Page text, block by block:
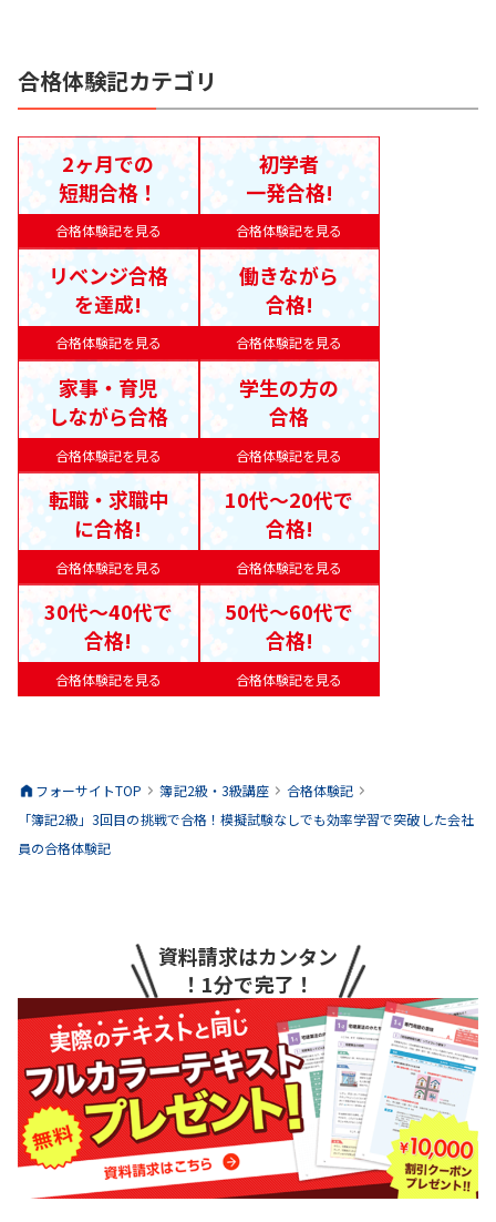
合格体験記カテゴリ
合格体験記を見る
2ヶ月での
短期合格！
合格体験記を見る
初学者
一発合格!
合格体験記を見る
リベンジ合格
を達成!
合格体験記を見る
働きながら
合格!
合格体験記を見る
家事・育児
しながら合格
合格体験記を見る
学生の方の
合格
合格体験記を見る
転職・求職中
に合格!
合格体験記を見る
10代〜20代で
合格!
合格体験記を見る
30代〜40代で
合格!
合格体験記を見る
50代〜60代で
合格!
フォーサイトTOP 簿記2級・3級講座
合格体験記
「簿記2級」3回目の挑戦で合格！模擬試験なしでも効率学習で突破した会社
員の合格体験記
資料請求はカンタン
！1分で完了！